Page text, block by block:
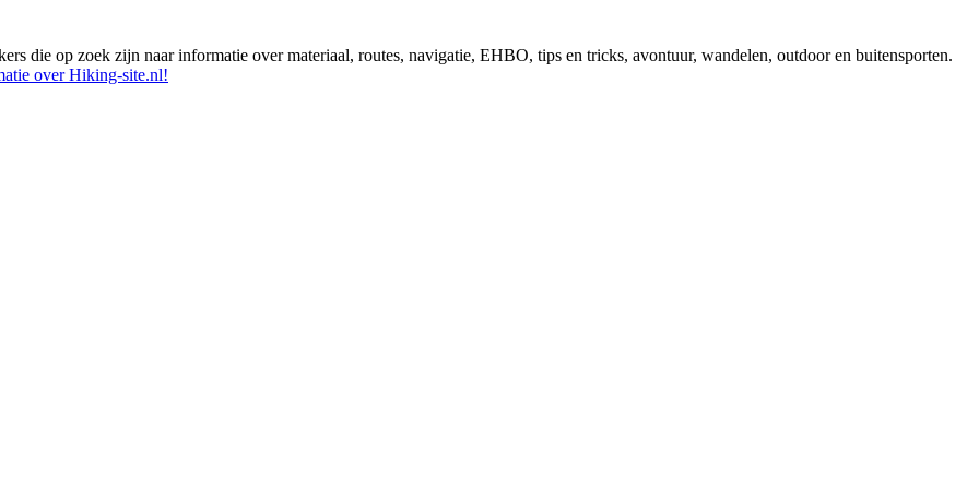
die op zoek zijn naar informatie over materiaal, routes, navigatie, EHBO, tips en tricks, avontuur, wandelen, outdoor en buitensporten.
over Hiking-site.nl!